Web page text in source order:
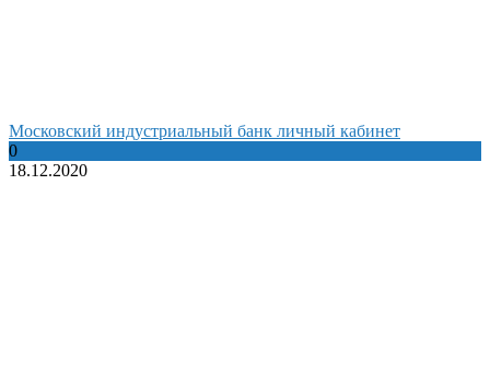
Московский индустриальный банк личный кабинет
0
18.12.2020